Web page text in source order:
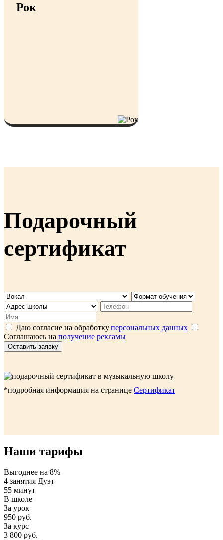
Рок
Подарочный
сертификат
Даю согласие на обработку персональных данных
Соглашаюсь на получение рекламы
Оставить заявку
*подробная информация на странице Сертификат
Наши тарифы
Выгоднее на 8%
4 занятия Дуэт
55 минут
В школе
За урок
950 руб.
За курс
3 800 руб.